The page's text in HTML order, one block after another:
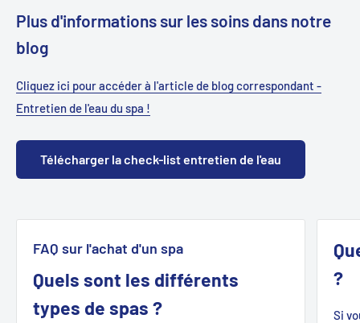
Plus d'informations sur les soins dans notre
blog
Cliquez ici pour accéder à l'article de blog correspondant -
Entretien de l'eau du spa !
Télécharger la check-list entretien de l'eau
FAQ sur l'achat d'un spa
Quels sont les différents
types de spas ?
?
Si